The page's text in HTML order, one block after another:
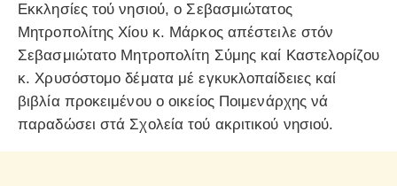
Εκκλησίες τού νησιού, ο Σεβασμιώτατος
Μητροπολίτης Χίου κ. Μάρκος απέστειλε στόν
Σεβασμιώτατο Μητροπολίτη Σύμης καί Καστελορίζου
κ. Χρυσόστομο δέματα μέ εγκυκλοπαίδειες καί
βιβλία προκειμένου ο οικείος Ποιμενάρχης νά
παραδώσει στά Σχολεία τού ακριτικού νησιού.